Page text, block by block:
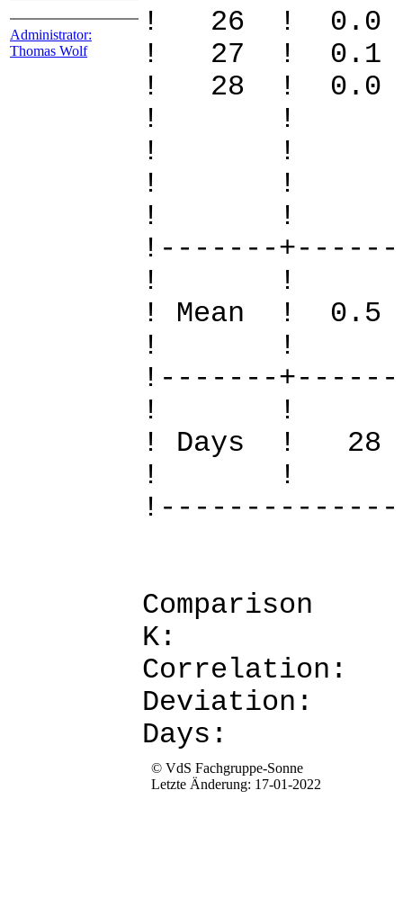
Administrator:
Thomas Wolf
! 26 !
! 27 !
! 28 !
!
!
!
!
!-------
!
! Mean !
!
!-------
!
! Days
!
K:
© VdS Fachgruppe-Sonne
Letzte Änderung: 17-01-2022